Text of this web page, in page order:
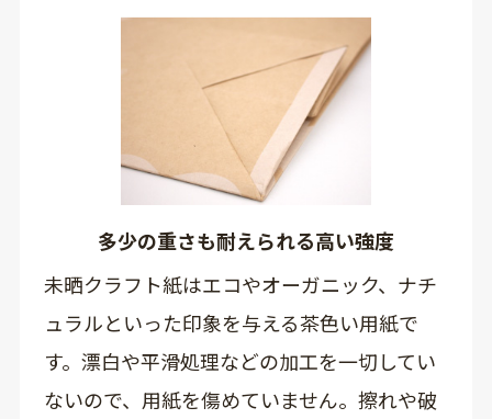
多少の重さも耐えられる高い強度
未晒クラフト紙はエコやオーガニック、ナチ
ュラルといった印象を与える茶色い用紙で
す。漂白や平滑処理などの加工を一切してい
ないので、用紙を傷めていません。擦れや破